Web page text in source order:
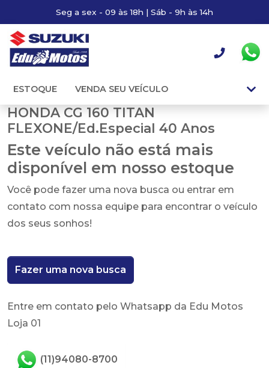
Seg a sex - 09 às 18h | Sáb - 9h às 14h
ESTOQUE VENDA SEU VEÍCULO
HONDA CG 160 TITAN
FLEXONE/Ed.Especial 40 Anos
Este veículo não está mais
disponível em nosso estoque
Você pode fazer uma nova busca ou entrar em
contato com nossa equipe para encontrar o veículo
dos seus sonhos!
Fazer uma nova busca
Entre em contato pelo Whatsapp da Edu Motos
Loja 01
(11)94080-8700